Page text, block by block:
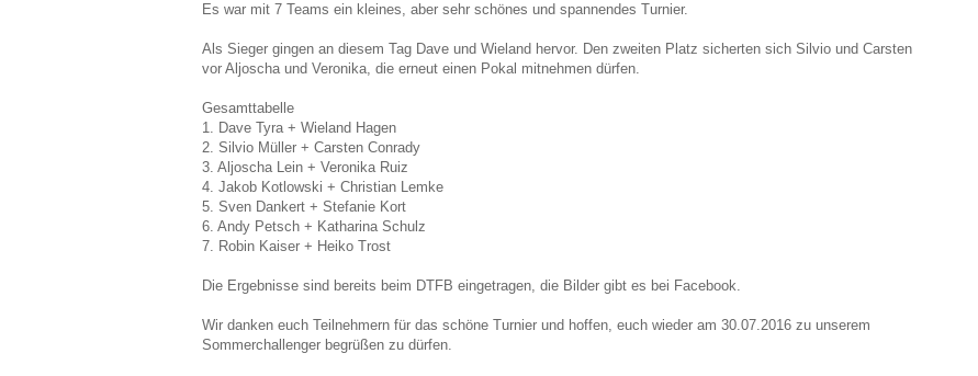
Es war mit 7 Teams ein kleines, aber sehr schönes und spannendes Turnier.
Als Sieger gingen an diesem Tag Dave und Wieland hervor. Den zweiten Platz sicherten sich Silvio und Carsten
vor Aljoscha und Veronika, die erneut einen Pokal mitnehmen dürfen.
Gesamttabelle
1. Dave Tyra + Wieland Hagen
2. Silvio Müller + Carsten Conrady
3. Aljoscha Lein + Veronika Ruiz
4. Jakob Kotlowski + Christian Lemke
5. Sven Dankert + Stefanie Kort
6. Andy Petsch + Katharina Schulz
7. Robin Kaiser + Heiko Trost
Die Ergebnisse sind bereits beim DTFB eingetragen, die Bilder gibt es bei Facebook.
Wir danken euch Teilnehmern für das schöne Turnier und hoffen, euch wieder am 30.07.2016 zu unserem
Sommerchallenger begrüßen zu dürfen.